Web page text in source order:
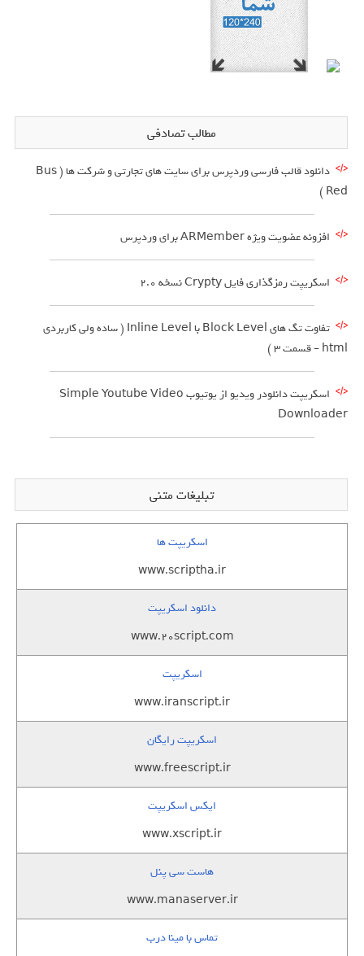
مطالب تصادفی
دانلود قالب فارسی وردپرس برای سایت های تجارتی و شرکت ها ( Bus
Red )
افزونه عضویت ویژه ARMember برای وردپرس
اسکریپت رمزگذاری فایل Crypty نسخه 2.0
تفاوت تگ های Block Level با Inline Level ( ساده ولی کاربردی
html – قسمت 3 )
اسکریپت دانلودر ویدیو از یوتیوب Simple Youtube Video
Downloader
تبلیغات متنی
اسکریپت ها
www.scriptha.ir
دانلود اسکریپت
www.20script.com
اسکریپت
www.iranscript.ir
اسکریپت رایگان
www.freescript.ir
ایکس اسکریپت
www.xscript.ir
هاست سی پنل
www.manaserver.ir
تماس با مینا درب